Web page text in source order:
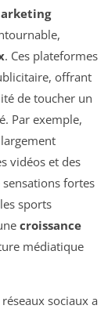
. Ces plateformes
offrant
de toucher un
Par exemple,
vidéos et des
fortes
sports
croissance
médiatique
sociaux a